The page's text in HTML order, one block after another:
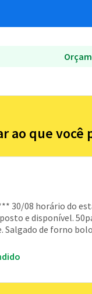
ao que você
30/08 horário do
e disponível.
de forno